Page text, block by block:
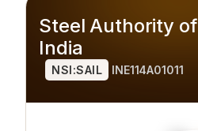
Steel Authority of
India
NSI:SAIL INE114A01011